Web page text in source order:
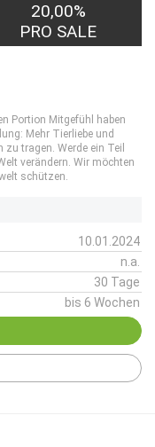
20,00%
PRO SALE
Portion Mitgefühl haben
Mehr Tierliebe und
tragen. Werde ein Teil
verändern. Wir möchten
schützen.
10.01.2024
n.a.
30 Tage
bis 6 Wochen